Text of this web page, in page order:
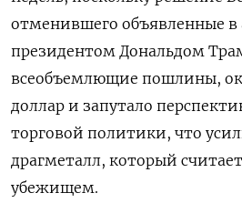
отменившего объявленные в
президентом Дональдом
всеобъемлющие пошлины,
доллар и запутало
торговой политики, что
драгметалл, который
убежищем.